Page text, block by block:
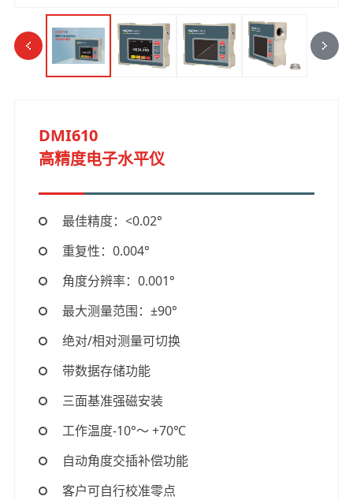
DMI610
高精度电子水平仪
最佳精度：<0.02°
重复性：0.004°
角度分辨率：0.001°
最大测量范围：±90°
绝对/相对测量可切换
带数据存储功能
三面基准强磁安装
工作温度-10°～ +70℃
自动角度交插补偿功能
客户可自行校准零点